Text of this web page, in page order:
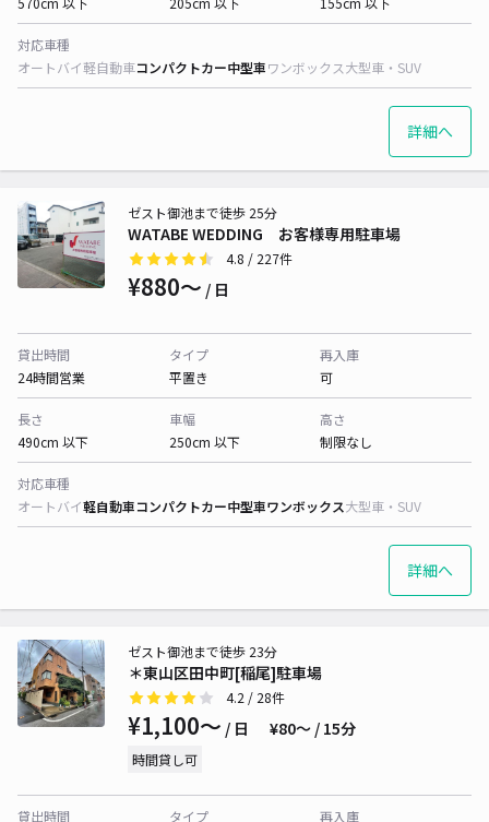
対応車種
オートバイ軽自動車コンパクトカー中型車ワンボックス大型車・SUV
詳細へ
WATABE WEDDING お客様専用駐車場
ゼスト御池まで徒歩 25分
4.8 / 227件
¥880〜 / 日
貸出時間
24時間営業
タイプ
平置き
再入庫
可
長さ
490cm 以下
車幅
250cm 以下
高さ
制限なし
対応車種
オートバイ軽自動車コンパクトカー中型車ワンボックス大型車・SUV
詳細へ
＊東山区田中町[稲尾]駐車場
ゼスト御池まで徒歩 23分
4.2 / 28件
¥1,100〜 / 日 ¥80〜 / 15分
時間貸し可
貸出時間
タイプ
再入庫